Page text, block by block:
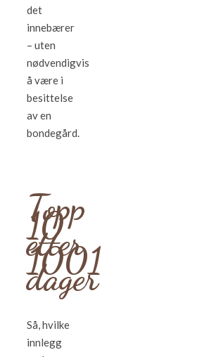
det
innebærer
– uten
nødvendigvis
å være i
besittelse
av en
bondegård.
Topp
10
etter
1001
dager
Så, hvilke
innlegg